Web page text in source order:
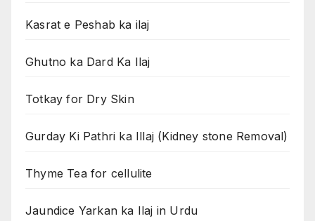
Kasrat e Peshab ka ilaj
Ghutno ka Dard Ka Ilaj
Totkay for Dry Skin
Gurday Ki Pathri ka Illaj (Kidney stone Removal)
Thyme Tea for cellulite
Jaundice Yarkan ka Ilaj in Urdu